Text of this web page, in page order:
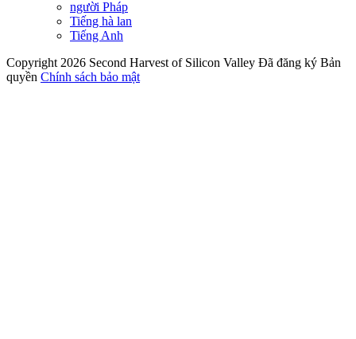
người Pháp
Tiếng hà lan
Tiếng Anh
Copyright 2026 Second Harvest of Silicon Valley Đã đăng ký Bản
quyền Chính sách bảo mật